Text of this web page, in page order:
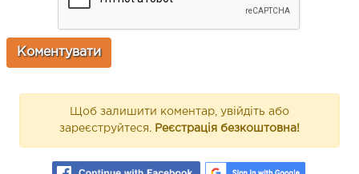
Щоб залишити коментар, увійдіть або
зареєструйтеся. Реєстрація безкоштовна!